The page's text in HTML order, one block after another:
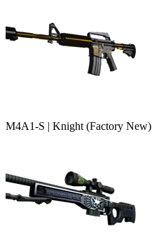
M4A1-S | Knight (Factory New)